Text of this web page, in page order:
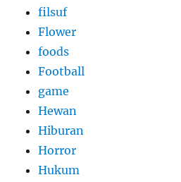
filsuf
Flower
foods
Football
game
Hewan
Hiburan
Horror
Hukum